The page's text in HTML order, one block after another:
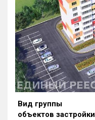
от
Общая площадь, м²
от
Срок сдачи
от
Вид объекта
×ДАП ×МД
Вид группы
объектов застройки